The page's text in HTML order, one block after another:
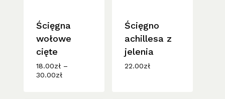
Ścięgna
wołowe
cięte
18.00zł –
30.00złZakres
Ścięgno
achillesa z
jelenia
22.00zł